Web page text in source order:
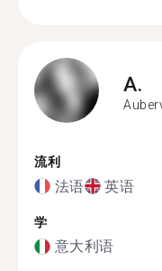
A.
流利
法语 英语
学
意大利语